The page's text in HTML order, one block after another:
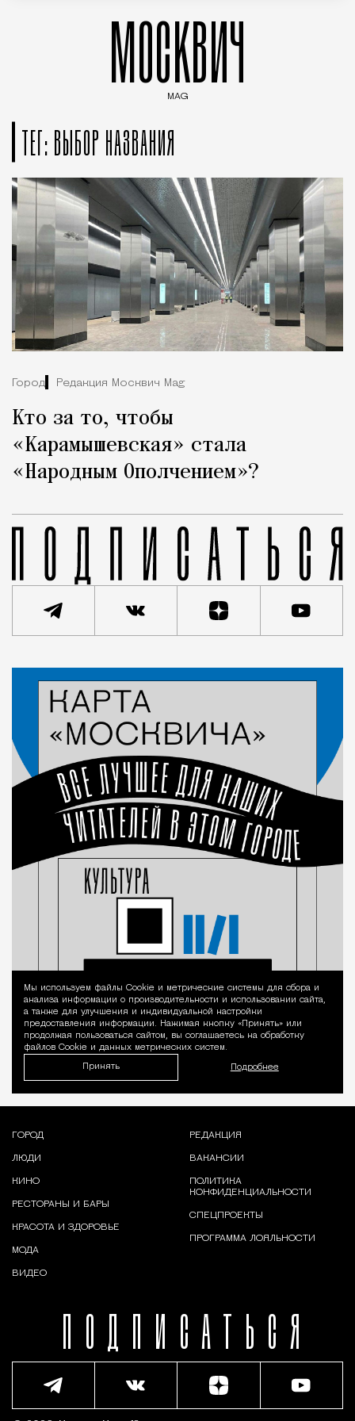
МОСКВИЧ
MAG
ТЕГ: ВЫБОР НАЗВАНИЯ
Город Редакция Москвич Mag
Кто за то, чтобы
«Карамышевская» стала
«Народным Ополчением»?
Уведомление
Мы используем файлы Сookie и метрические системы для сбора и
анализа информации о производительности и использовании сайта,
а также для улучшения и индивидуальной настройки
предоставления информации. Нажимая кнопку «Принять» или
продолжая пользоваться сайтом, вы соглашаетесь на обработку
файлов Cookie и данных метрических систем.
Принять Подробнее
ПОДПИСАТЬСЯ
ГОРОД
ЛЮДИ
КИНО
РЕСТОРАНЫ И БАРЫ
КРАСОТА И ЗДОРОВЬЕ
МОДА
ВИДЕО
РЕДАКЦИЯ
ВАКАНСИИ
ПОЛИТИКА
КОНФИДЕНЦИАЛЬНОСТИ
СПЕЦПРОЕКТЫ
ПРОГРАММА ЛОЯЛЬНОСТИ